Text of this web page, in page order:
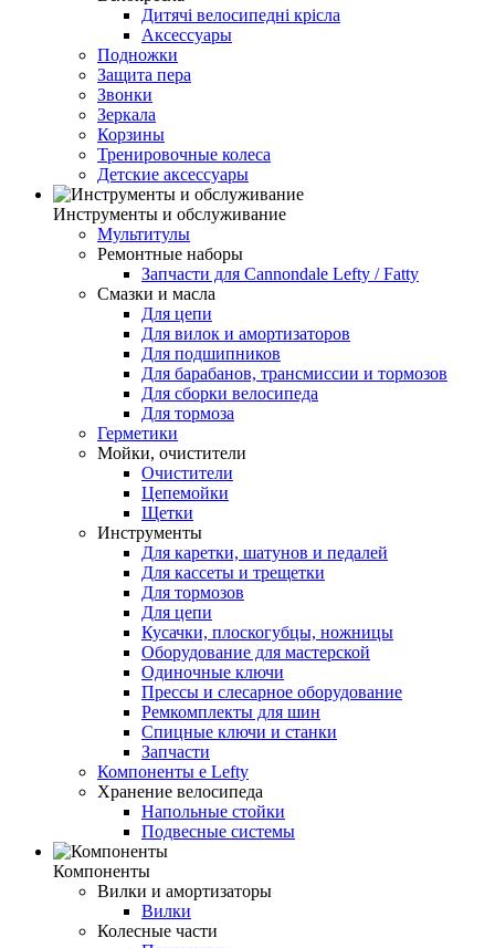
Дитячі велосипедні крісла
Аксессуары
Подножки
Защита пера
Звонки
Зеркала
Корзины
Тренировочные колеса
Детские аксессуары
Инструменты и обслуживание
Мультитулы
Ремонтные наборы
Запчасти для Cannondale Lefty / Fatty
Смазки и масла
Для цепи
Для вилок и амортизаторов
Для подшипников
Для барабанов, трансмиссии и тормозов
Для сборки велосипеда
Для тормоза
Герметики
Мойки, очистители
Очистители
Цепемойки
Щетки
Инструменты
Для каретки, шатунов и педалей
Для кассеты и трещетки
Для тормозов
Для цепи
Кусачки, плоскогубцы, ножницы
Оборудование для мастерской
Одиночные ключи
Прессы и слесарное оборудование
Ремкомплекты для шин
Спицные ключи и станки
Запчасти
Компоненты e Lefty
Хранение велосипеда
Напольные стойки
Подвесные системы
Компоненты
Вилки и амортизаторы
Вилки
Колесные части